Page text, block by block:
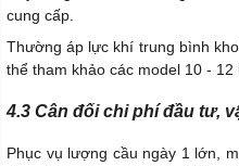
cung cấp.
Thường áp lực khí trung bình
thể tham khảo các model 10 - 12
4.3 Cân đối chi phí đầu tư,
Phục vụ lượng cầu ngày 1 lớn,